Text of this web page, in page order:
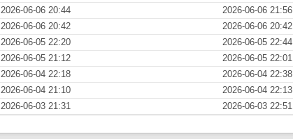
2026-06-06 20:44 2026-06-06 21:56
2026-06-06 20:42 2026-06-06 20:42
2026-06-05 22:20 2026-06-05 22:44
2026-06-05 21:12 2026-06-05 22:01
2026-06-04 22:18 2026-06-04 22:38
2026-06-04 21:10 2026-06-04 22:13
2026-06-03 21:31 2026-06-03 22:51